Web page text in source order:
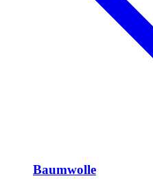
Baumwolle